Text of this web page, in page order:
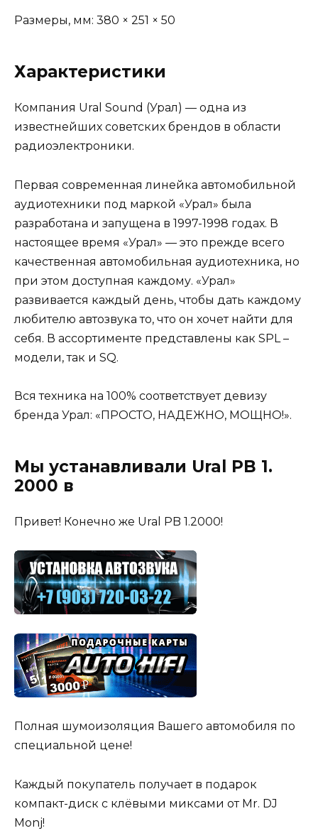
Размеры, мм: 380 × 251 × 50
Характеристики
Компания Ural Sound (Урал) — одна из
известнейших советских брендов в области
радиоэлектроники.
Первая современная линейка автомобильной
аудиотехники под маркой «Урал» была
разработана и запущена в 1997-1998 годах. В
настоящее время «Урал» — это прежде всего
качественная автомобильная аудиотехника, но
при этом доступная каждому. «Урал»
развивается каждый день, чтобы дать каждому
любителю автозвука то, что он хочет найти для
себя. В ассортименте представлены как SPL –
модели, так и SQ.
Вся техника на 100% соответствует девизу
бренда Урал: «ПРОСТО, НАДЕЖНО, МОЩНО!».
Мы устанавливали Ural PB 1.
2000 в
Привет! Конечно же Ural PB 1.2000!
Полная шумоизоляция Вашего автомобиля по
специальной цене!
Каждый покупатель получает в подарок
компакт-диск с клёвыми миксами от Mr. DJ
Monj!